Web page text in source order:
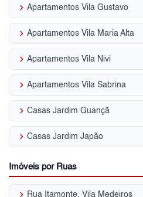
keyboard_arrow_right Apartamentos Vila Gustavo
keyboard_arrow_right Apartamentos Vila Maria Alta
keyboard_arrow_right Apartamentos Vila Nivi
keyboard_arrow_right Apartamentos Vila Sabrina
keyboard_arrow_right Casas Jardim Guançã
keyboard_arrow_right Casas Jardim Japão
Imóveis por Ruas
Rua Itamonte, Vila Medeiros